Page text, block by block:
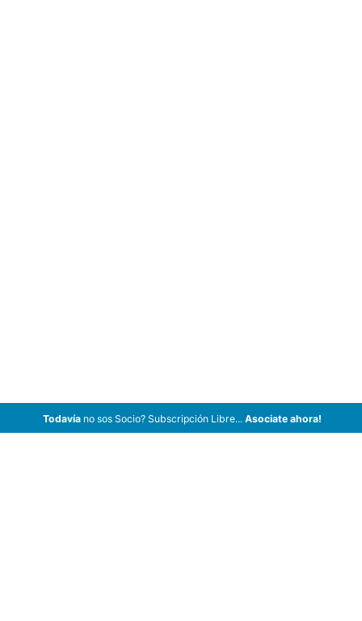
Todavíano sos Socio? Subscripción Libre... Asociate ahora!